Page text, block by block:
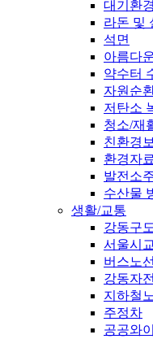
대기환경
라돈 및
석면
아름다
약수터
자원순
저탄소
청소/재
친환경
환경자
발전소
수산물
생활/교통
강동구
서울시
버스노선
강동자
지하철
주정차
공공와